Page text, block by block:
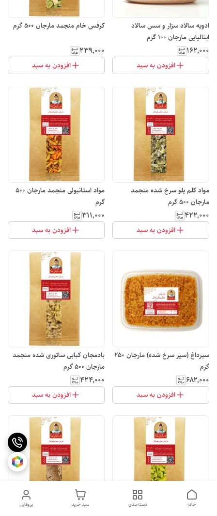
ادویه سالاد سزار و سس سالاد
ایتالیایی مارجان 100 گرم
۱۶۲٬۰۰۰
افزودن به سبد
کرفس خام منجمد مارجان 500 گرم
۲۳۹٬۰۰۰
افزودن به سبد
مواد کلم پلو سرخ شده منجمد
مارجان 500 گرم
۴۲۲٬۰۰۰
افزودن به سبد
مواد استانبولی منجمد مارجان 500
گرم
۳۱۱٬۰۰۰
افزودن به سبد
سیرداغ (سیر سرخ شده) مارجان 250
گرم
۶۸۲٬۰۰۰
افزودن به سبد
بادمجان کبابی ساتوری شده منجمد
مارجان 500 گرم
۴۲۴٬۰۰۰
افزودن به سبد
پروفایل سبد خرید دسته‌بندی خانه